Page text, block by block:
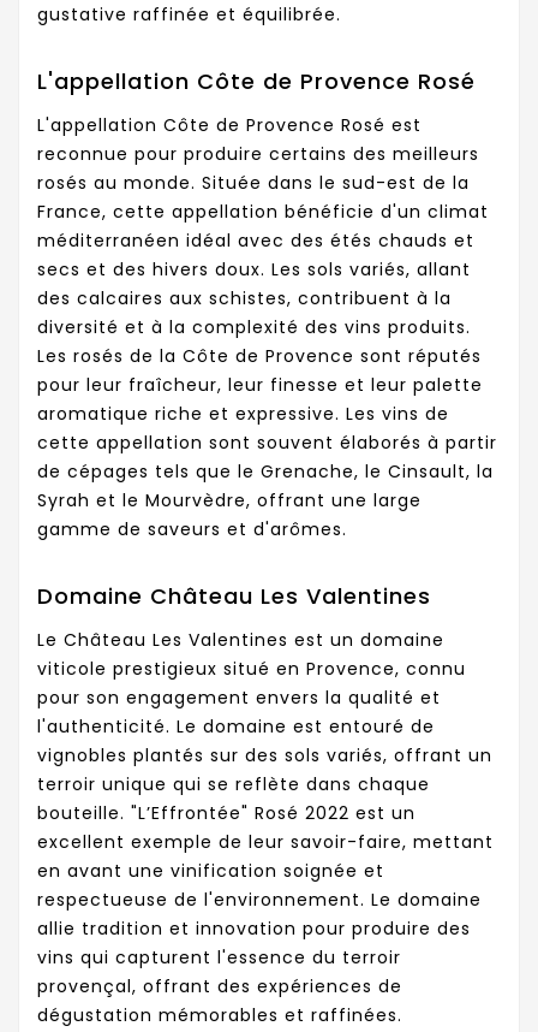
gustative raffinée et équilibrée.
L'appellation Côte de Provence Rosé
L'appellation Côte de Provence Rosé est
reconnue pour produire certains des meilleurs
rosés au monde. Située dans le sud-est de la
France, cette appellation bénéficie d'un climat
méditerranéen idéal avec des étés chauds et
secs et des hivers doux. Les sols variés, allant
des calcaires aux schistes, contribuent à la
diversité et à la complexité des vins produits.
Les rosés de la Côte de Provence sont réputés
pour leur fraîcheur, leur finesse et leur palette
aromatique riche et expressive. Les vins de
cette appellation sont souvent élaborés à partir
de cépages tels que le Grenache, le Cinsault, la
Syrah et le Mourvèdre, offrant une large
gamme de saveurs et d'arômes.
Domaine Château Les Valentines
Le Château Les Valentines est un domaine
viticole prestigieux situé en Provence, connu
pour son engagement envers la qualité et
l'authenticité. Le domaine est entouré de
vignobles plantés sur des sols variés, offrant un
terroir unique qui se reflète dans chaque
bouteille. "L’Effrontée" Rosé 2022 est un
excellent exemple de leur savoir-faire, mettant
en avant une vinification soignée et
respectueuse de l'environnement. Le domaine
allie tradition et innovation pour produire des
vins qui capturent l'essence du terroir
provençal, offrant des expériences de
dégustation mémorables et raffinées.